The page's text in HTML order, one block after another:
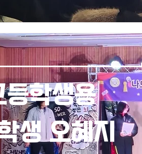
등학생용
생 오혜지